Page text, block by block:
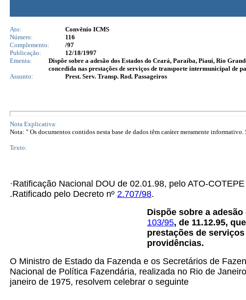
Ato:
Convênio ICMS
Número:
116
Complemento:
/97
Publicação:
12/18/1997
Ementa:
Dispõe sobre a adesão dos Estados do Ceará, Paraíba, Piauí, Rio
concedida nas prestações de serviços de transporte intermunicipal de
Assunto:
Prest. Serv. Transp. Rod. Passageiros
Nota Explicativa:
Nota: " Os documentos contidos nesta base de dados têm caráter meramente
Texto:
·Ratificação Nacional DOU de 02.01.98, pelo ATO-COTEPE
.Ratificado pelo Decreto nº 2.707/98.
Dispõe sobre a
103/95, de 11.12.95,
prestações de
providências.
O Ministro de Estado da Fazenda e os Secretários de
Nacional de Política Fazendária, realizada no Rio de
janeiro de 1975, resolvem celebrar o seguinte